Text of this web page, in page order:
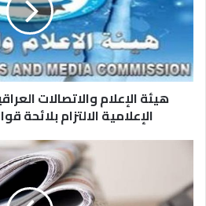
هيئة الإعلام والاتصالات
الإعلامية الالتزام بلائحة